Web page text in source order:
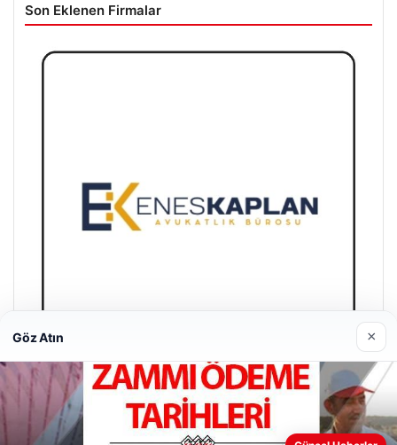
Son Eklenen Firmalar
Enes Kaplan Avukatlık Bürosu
28/04/2026
Göz Atın ×